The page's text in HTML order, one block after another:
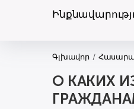
Գլխավոր
О КАКИХ